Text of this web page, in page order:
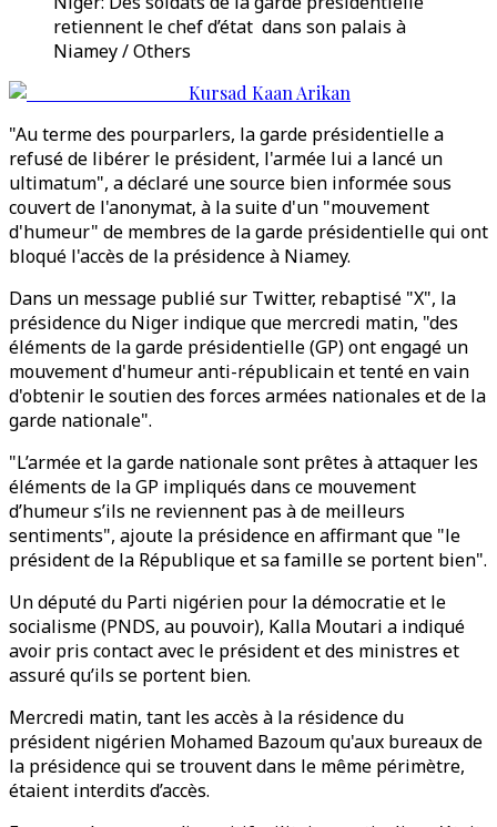
retiennent le chef d’état dans son palais à
Niamey / Others
Kursad Kaan Arikan
"Au terme des pourparlers, la garde présidentielle a
refusé de libérer le président, l'armée lui a lancé un
ultimatum", a déclaré une source bien informée sous
couvert de l'anonymat, à la suite d'un "mouvement
d'humeur" de membres de la garde présidentielle qui ont
bloqué l'accès de la présidence à Niamey.
Dans un message publié sur Twitter, rebaptisé "X", la
présidence du Niger indique que mercredi matin, "des
éléments de la garde présidentielle (GP) ont engagé un
mouvement d'humeur anti-républicain et tenté en vain
d'obtenir le soutien des forces armées nationales et de la
garde nationale".
"L’armée et la garde nationale sont prêtes à attaquer les
éléments de la GP impliqués dans ce mouvement
d’humeur s’ils ne reviennent pas à de meilleurs
sentiments", ajoute la présidence en affirmant que "le
président de la République et sa famille se portent bien".
Un député du Parti nigérien pour la démocratie et le
socialisme (PNDS, au pouvoir), Kalla Moutari a indiqué
avoir pris contact avec le président et des ministres et
assuré qu’ils se portent bien.
Mercredi matin, tant les accès à la résidence du
président nigérien Mohamed Bazoum qu'aux bureaux de
la présidence qui se trouvent dans le même périmètre,
étaient interdits d’accès.